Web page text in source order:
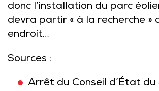
donc l’installation du parc
devra partir « à la recherche »
endroit…
Sources :
Arrêt du Conseil d’État